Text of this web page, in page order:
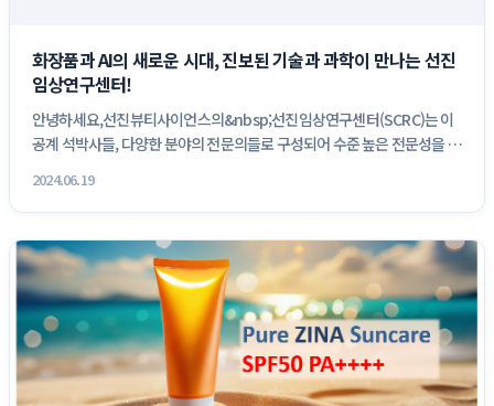
화장품과 AI의 새로운 시대, 진보된 기술과 과학이 만나는 선진
임상연구센터!
안녕하세요,선진뷰티사이언스의&nbsp;선진임상연구센터(SCRC)는 이
공계 석박사들, 다양한 분야의 전문의들로 구성되어 수준 높은 전문성을 갖
2024.06.19